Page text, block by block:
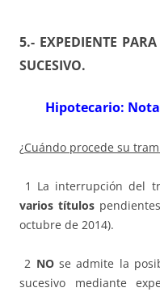
5.- EXPEDIENTE
SUCESIVO.
Hipotecario:
¿Cuándo procede su
1 La interrupción del
varios títulos
octubre de 2014).
2 NOse admite la
sucesivo mediante